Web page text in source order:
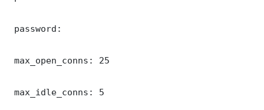
password:
max_open_conns: 25
max_idle_conns: 5